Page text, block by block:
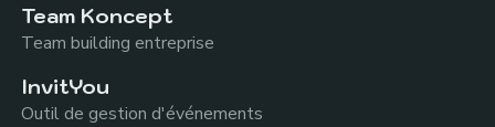
Team Koncept
Team building entreprise
InvitYou
Outil de gestion d'événements